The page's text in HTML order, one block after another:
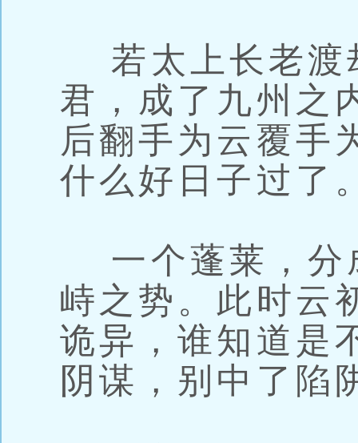
若太上长老渡
君，成了九州之
后翻手为云覆手
什么好日子过了
一个蓬莱，分
峙之势。此时云
诡异，谁知道是
阴谋，别中了陷